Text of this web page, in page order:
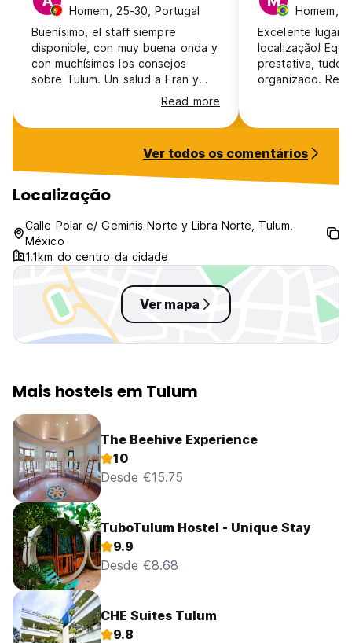
Homem, 25-30, Portugal
Buenísimo, el staff siempre
disponible, con muy buena onda y
con muchísimos los consejos
sobre Tulum. Un salud a Fran y
Sofi que fueran nuestros guías en
el tour a Caleta Tankah Beach
Club y estuvieran perfectos con
Read more
Homem,
Excelente lugar
localização!
prestativa, tudo
organizado.
Ver todos os comentários
Localização
Calle Polar e/ Geminis Norte y Libra Norte, Tulum,
México
1.1km do centro da cidade
Ver mapa
Mais hostels em Tulum
The Beehive Experience
10
Desde €15.75
TuboTulum Hostel - Unique Stay
9.9
Desde €8.68
CHE Suites Tulum
9.8